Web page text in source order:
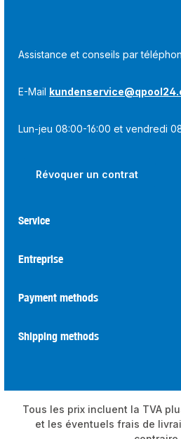
Assistance et conseils par
E-Mail
Lun-jeu 08:00-16:00 et vendredi
Révoquer un contrat
Service
Entreprise
Payment methods
Shipping methods
Tous les prix incluent la TVA
et les éventuels frais de